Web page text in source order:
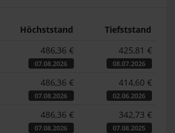
Höchststand
Tiefststand
486,36 €
07.08.2026
425,81 €
08.07.2026
486,36 €
07.08.2026
414,60 €
02.06.2026
486,36 €
07.08.2026
342,73 €
07.08.2025